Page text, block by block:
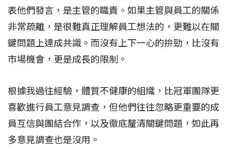
表他們發言，是主管的職責。如果主管與員工的關係
非常疏離，是很難真正理解員工想法的，更難以在關
鍵問題上達成共識。而沒有上下一心的拚勁，比沒有
市場機會，更是成長的限制。
根據我過往經驗，體質不健康的組織，比冠軍團隊更
喜歡進行員工意見調查，但他們往往忽略更重要的成
員互信與團結合作，以及徹底釐清關鍵問題，如此再
多意見調查也是沒用。